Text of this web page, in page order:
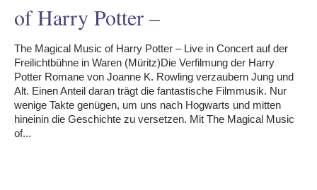
of Harry Potter –
The Magical Music of Harry Potter – Live in Concert auf der
Freilichtbühne in Waren (Müritz)Die Verfilmung der Harry
Potter Romane von Joanne K. Rowling verzaubern Jung und
Alt. Einen Anteil daran trägt die fantastische Filmmusik. Nur
wenige Takte genügen, um uns nach Hogwarts und mitten
hineinin die Geschichte zu versetzen. Mit The Magical Music
of...